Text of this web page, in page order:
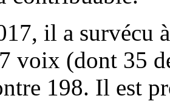
il a survécu
voix (dont 35
198. Il est